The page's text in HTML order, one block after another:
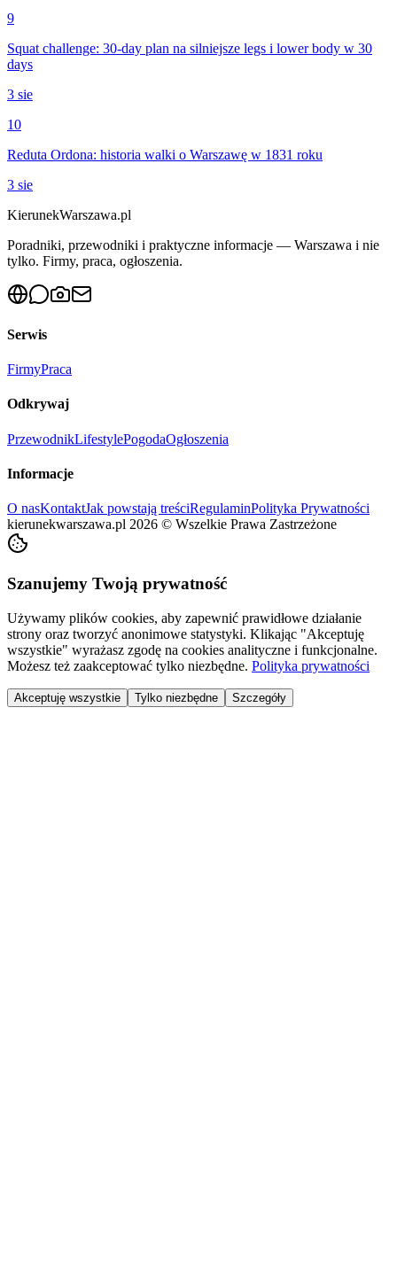
9
Squat challenge: 30-day plan na silniejsze legs i lower body w 30
days
3 sie
10
Reduta Ordona: historia walki o Warszawę w 1831 roku
3 sie
KierunekWarszawa.pl
Poradniki, przewodniki i praktyczne informacje — Warszawa i nie
tylko. Firmy, praca, ogłoszenia.
Serwis
FirmyPraca
Odkrywaj
PrzewodnikLifestylePogodaOgłoszenia
Informacje
O nasKontaktJak powstają treściRegulaminPolityka Prywatności
kierunekwarszawa.pl 2026 © Wszelkie Prawa Zastrzeżone
Szanujemy Twoją prywatność
Używamy plików cookies, aby zapewnić prawidłowe działanie
strony oraz tworzyć anonimowe statystyki. Klikając "Akceptuję
wszystkie" wyrażasz zgodę na cookies analityczne i funkcjonalne.
Możesz też zaakceptować tylko niezbędne. Polityka prywatności
Akceptuję wszystkie Tylko niezbędne Szczegóły